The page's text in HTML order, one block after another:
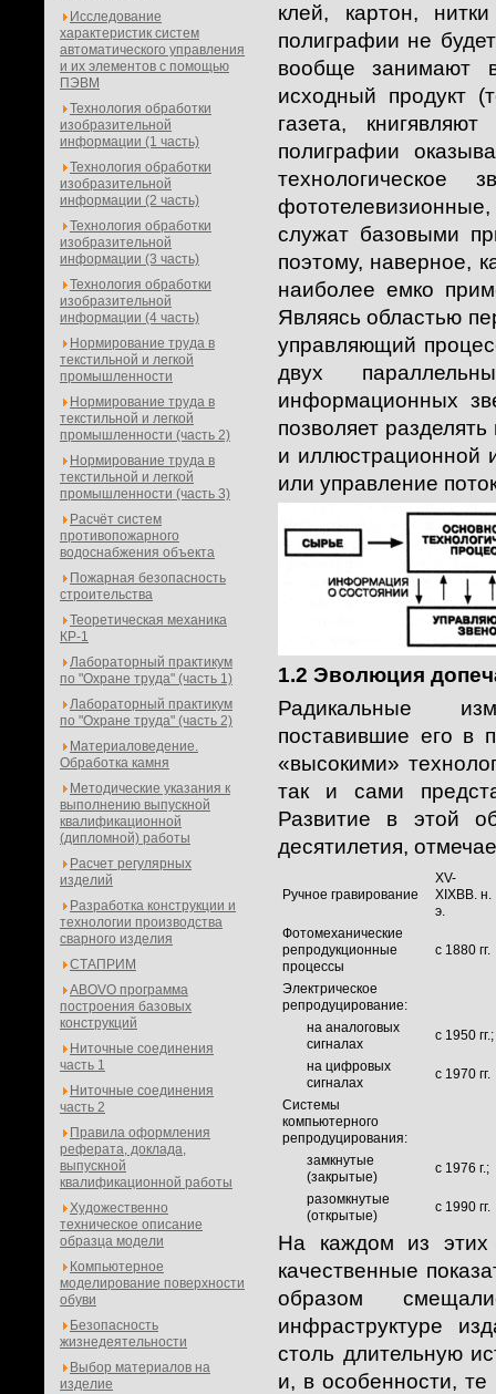
Исследование
характеристик систем
автоматического управления
и их элементов с помощью
ПЭВМ
Технология обработки
изобразительной
информации (1 часть)
Технология обработки
изобразительной
информации (2 часть)
Технология обработки
изобразительной
информации (3 часть)
Технология обработки
изобразительной
информации (4 часть)
Нормирование труда в
текстильной и легкой
промышленности
Нормирование труда в
текстильной и легкой
промышленности (часть 2)
Нормирование труда в
текстильной и легкой
промышленности (часть 3)
Расчёт систем
противопожарного
водоснабжения объекта
Пожарная безопасность
строительства
Теоретическая механика
КР-1
Лабораторный практикум
по "Охране труда" (часть 1)
Лабораторный практикум
по "Охране труда" (часть 2)
Материаловедение.
Обработка камня
Методические указания к
выполнению выпускной
квалификационной
(дипломной) работы
Расчет регулярных
изделий
Разработка конструкции и
технологии производства
сварного изделия
СТАПРИМ
ABOVO программа
построения базовых
конструкций
Ниточные соединения
часть 1
Ниточные соединения
часть 2
Правила оформления
реферата, доклада,
выпускной
квалификационной работы
Художественно
техническое описание
образца модели
Компьютерное
моделирование поверхности
обуви
Безопасность
жизнедеятельности
Выбор материалов на
изделие
клей, картон,
полиграфии не
вообще занимают
исходный продукт
газета,
полиграфии
технологическое
служат базовыми
поэтому, наверное,
наиболее емко
Являясь областью
управляющий
двух
информационных
позволяет
и иллюстрационной
или управление
1.2 Эволюция
Радикальные
поставившие его в
«высокими»
так и сами
Развитие в этой
десятилетия,
Ручное гравирование
XV-
XIXBB. н.
э.
Фотомеханические
репродукционные
процессы
с 1880 гг.
Электрическое
репродуцирование:
на аналоговых
сигналах
с 1950 гг.;
на цифровых
сигналах
с 1970 гг.
Системы
компьютерного
репродуцирования:
замкнутые
(закрытые)
с 1976 г.;
разомкнутые
(открытые)
с 1990 гг.
На каждом из этих
качественные
образом
инфраструктуре
столь длительную
и, в особенности,